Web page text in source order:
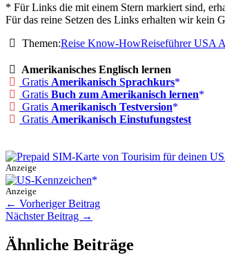
Amerikaner
* Für Links die mit einem Stern markiert sind,
Für das reine Setzen des Links erhalten wir kein
Themen:Reise Know-HowReiseführer USA
Amerikanisches Englisch lernen
Gratis Amerikanisch Sprachkurs
Gratis Buch zum Amerikanisch lernen
Gratis Amerikanisch Testversion
Gratis Amerikanisch Einstufungstest
Anzeige
Anzeige
← Vorheriger Beitrag
Nächster Beitrag →
Ähnliche Beiträge